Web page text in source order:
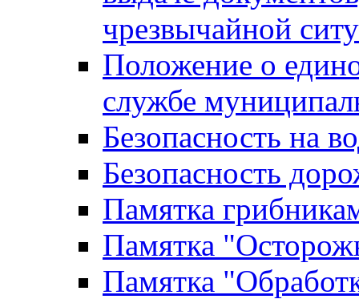
чрезвычайной
Положение о
службе
Безопасность на
Безопасность
Памятка
Памятка
Памятка